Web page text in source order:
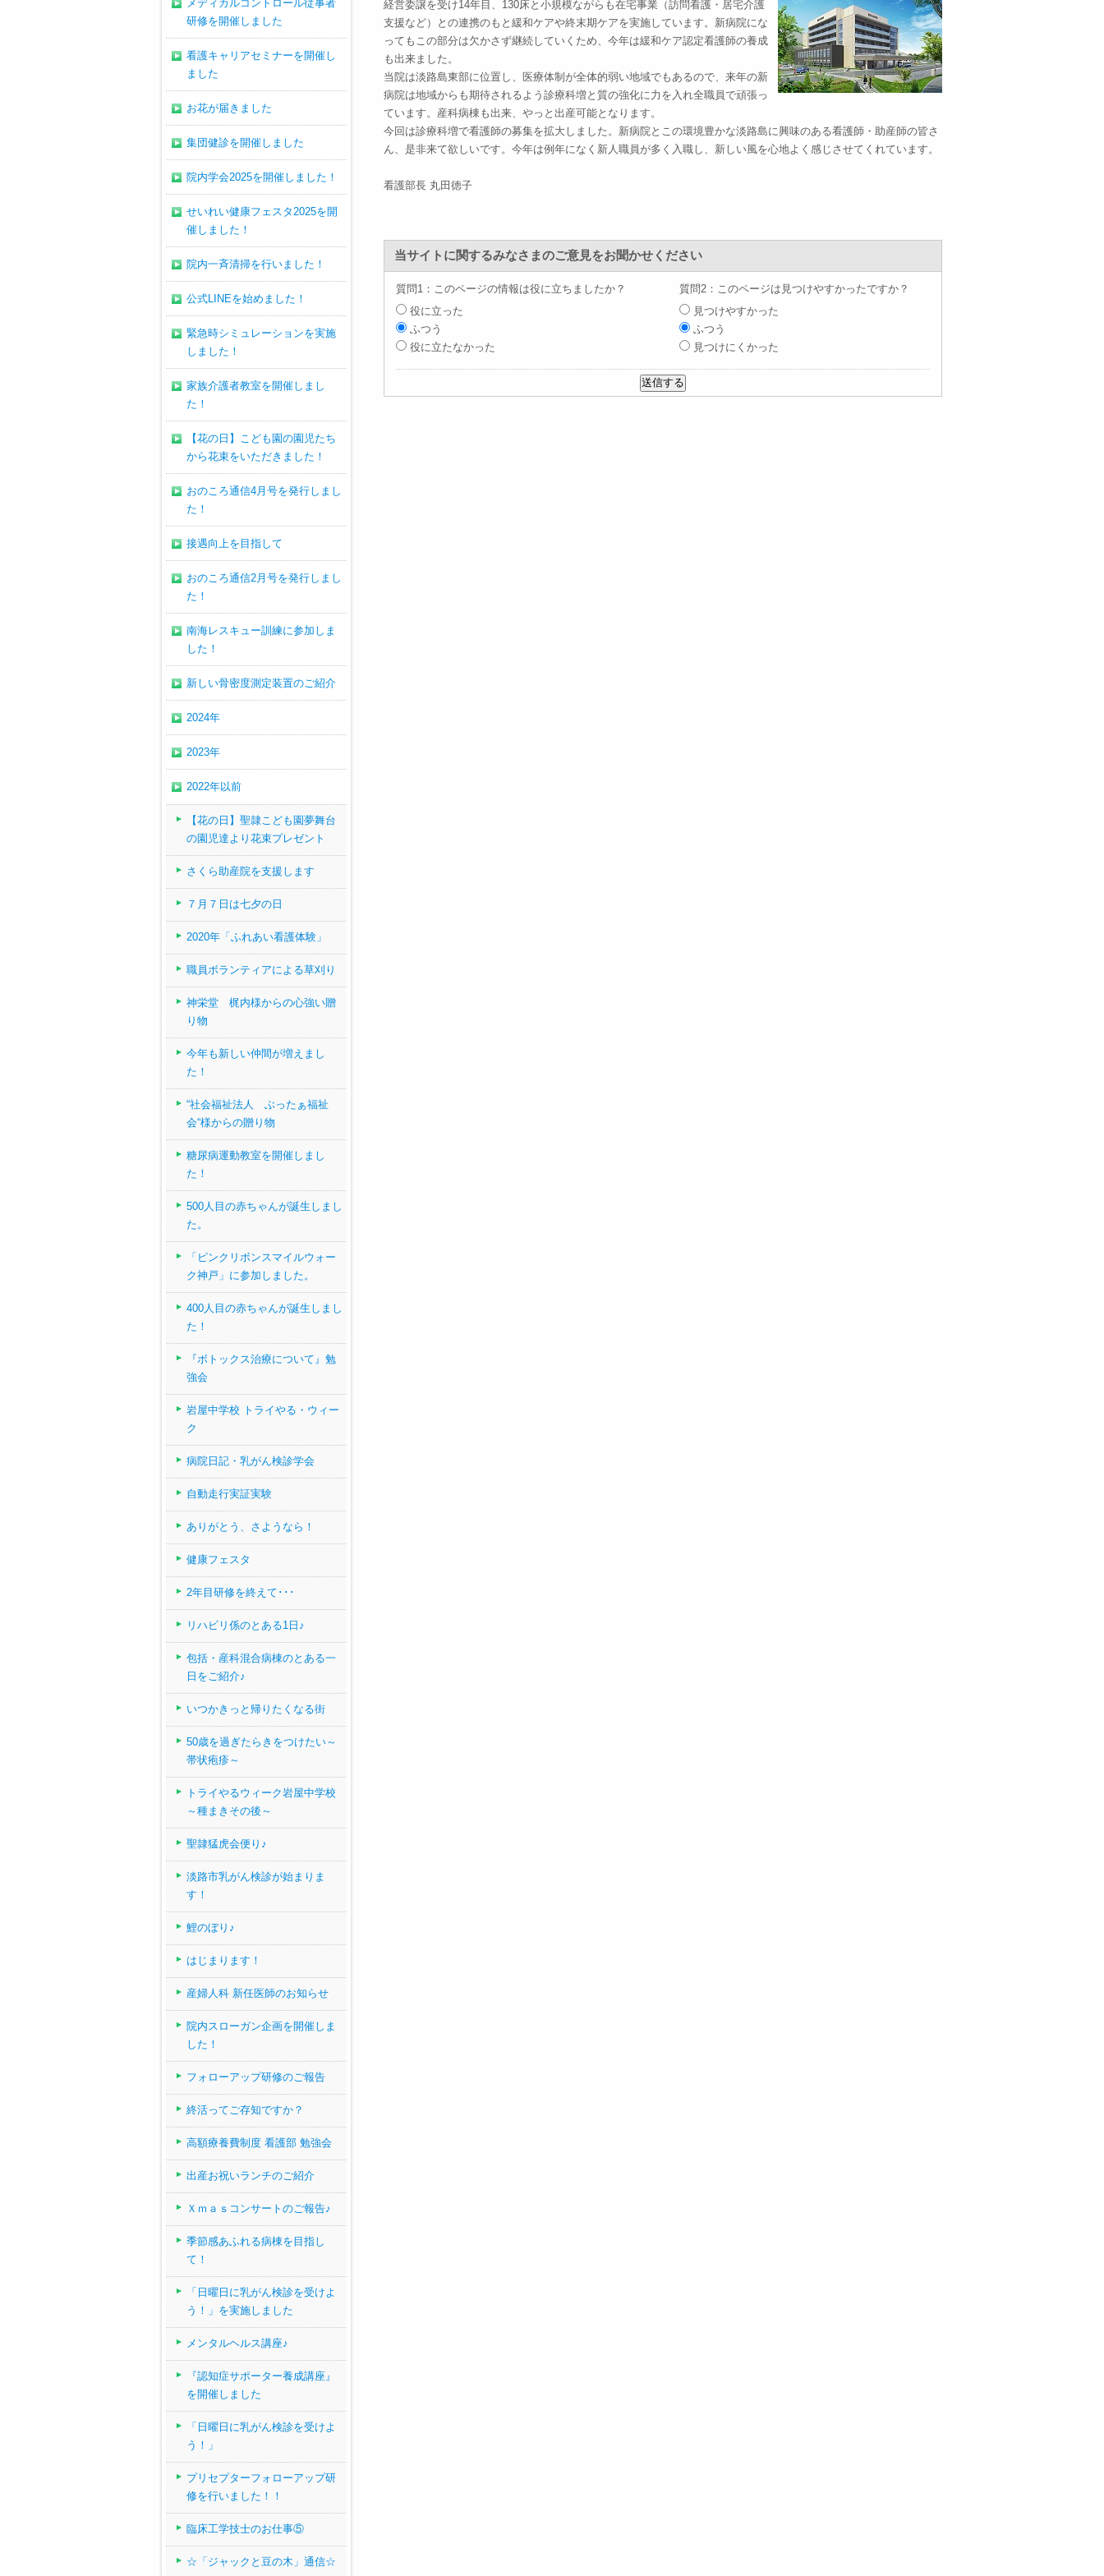
経営委譲を受け14年目、130床と小規模ながらも在宅事業（訪問看護・居宅介護
支援など）との連携のもと緩和ケアや終末期ケアを実施しています。新病院にな
ってもこの部分は欠かさず継続していくため、今年は緩和ケア認定看護師の養成
も出来ました。
当院は淡路島東部に位置し、医療体制が全体的弱い地域でもあるので、来年の新
病院は地域からも期待されるよう診療科増と質の強化に力を入れ全職員で頑張っ
ています。産科病棟も出来、やっと出産可能となります。
今回は診療科増で看護師の募集を拡大しました。新病院とこの環境豊かな淡路島に興味のある看護師・助産師の皆さ
ん、是非来て欲しいです。今年は例年になく新人職員が多く入職し、新しい風を心地よく感じさせてくれています。
看護部長 丸田徳子
当サイトに関するみなさまのご意見をお聞かせください
質問1：このページの情報は役に立ちましたか？
役に立った
ふつう
役に立たなかった
質問2：このページは見つけやすかったですか？
見つけやすかった
ふつう
見つけにくかった
メディカルコントロール従事者
研修を開催しました
看護キャリアセミナーを開催し
ました
お花が届きました
集団健診を開催しました
院内学会2025を開催しました！
せいれい健康フェスタ2025を開
催しました！
院内一斉清掃を行いました！
公式LINEを始めました！
緊急時シミュレーションを実施
しました！
家族介護者教室を開催しまし
た！
【花の日】こども園の園児たち
から花束をいただきました！
おのころ通信4月号を発行しまし
た！
接遇向上を目指して
おのころ通信2月号を発行しまし
た！
南海レスキュー訓練に参加しま
した！
新しい骨密度測定装置のご紹介
2024年
2023年
2022年以前
【花の日】聖隷こども園夢舞台
の園児達より花束プレゼント
さくら助産院を支援します
７月７日は七夕の日
2020年「ふれあい看護体験」
職員ボランティアによる草刈り
神栄堂 梶内様からの心強い贈
り物
今年も新しい仲間が増えまし
た！
“社会福祉法人 ぶったぁ福祉
会“様からの贈り物
糖尿病運動教室を開催しまし
た！
500人目の赤ちゃんが誕生しまし
た。
「ピンクリボンスマイルウォー
ク神戸」に参加しました。
400人目の赤ちゃんが誕生しまし
た！
『ボトックス治療について』勉
強会
岩屋中学校 トライやる・ウィー
ク
病院日記・乳がん検診学会
自動走行実証実験
ありがとう、さようなら！
健康フェスタ
2年目研修を終えて･･･
リハビリ係のとある1日♪
包括・産科混合病棟のとある一
日をご紹介♪
いつかきっと帰りたくなる街
50歳を過ぎたらきをつけたい～
帯状疱疹～
トライやるウィーク岩屋中学校
～種まきその後～
聖隷猛虎会便り♪
淡路市乳がん検診が始まりま
す！
鯉のぼり♪
はじまります！
産婦人科 新任医師のお知らせ
院内スローガン企画を開催しま
した！
フォローアップ研修のご報告
終活ってご存知ですか？
高額療養費制度 看護部 勉強会
出産お祝いランチのご紹介
Ｘｍａｓコンサートのご報告♪
季節感あふれる病棟を目指し
て！
「日曜日に乳がん検診を受けよ
う！」を実施しました
メンタルヘルス講座♪
『認知症サポーター養成講座』
を開催しました
「日曜日に乳がん検診を受けよ
う！」
プリセプターフォローアップ研
修を行いました！！
臨床工学技士のお仕事⑤
☆「ジャックと豆の木」通信☆